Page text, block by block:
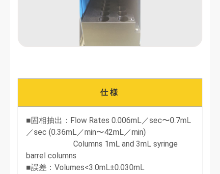
仕様
■固相抽出：Flow Rates 0.006mL／sec〜0.7mL
／sec (0.36mL／min〜42mL／min)
Columns 1mL and 3mL syringe
barrel columns
■誤差：Volumes<3.0mL±0.030mL